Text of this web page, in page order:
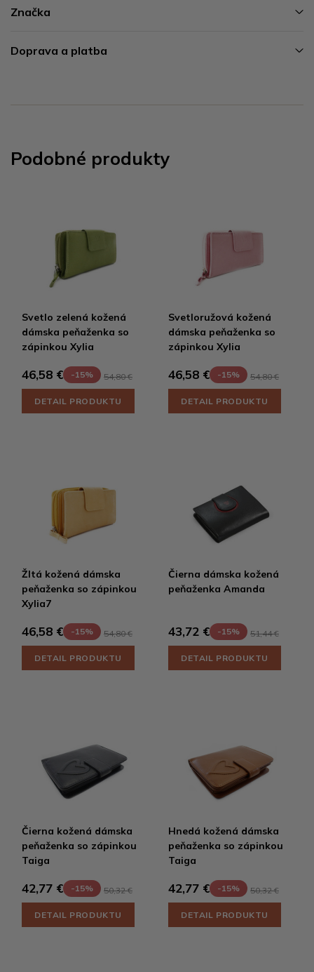
Značka
Doprava a platba
Podobné produkty
Svetlo zelená kožená
dámska peňaženka so
zápinkou Xylia
46,58 € -15% 54,80 €
DETAIL PRODUKTU
Svetloružová kožená
dámska peňaženka so
zápinkou Xylia
46,58 € -15% 54,80 €
DETAIL PRODUKTU
Žltá kožená dámska
peňaženka so zápinkou
Xylia7
46,58 € -15% 54,80 €
DETAIL PRODUKTU
Čierna dámska kožená
peňaženka Amanda
43,72 € -15% 51,44 €
DETAIL PRODUKTU
Čierna kožená dámska
peňaženka so zápinkou
Taiga
42,77 € -15% 50,32 €
DETAIL PRODUKTU
Hnedá kožená dámska
peňaženka so zápinkou
Taiga
42,77 € -15% 50,32 €
DETAIL PRODUKTU